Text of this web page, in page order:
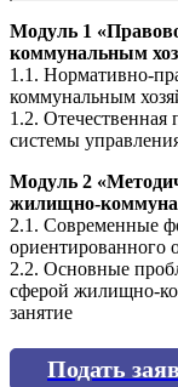
Модуль 1
коммунальным
1.1. Нормативно-
коммунальным
1.2. Отечественная
системы
Модуль 2
жилищно-
2.1. Современные
ориентированного
2.2. Основные
сферой жилищно-
занятие
Подать